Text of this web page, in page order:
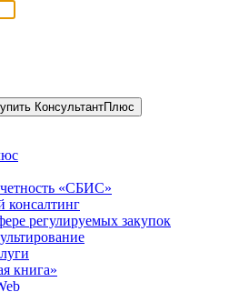
КонсультантПлюс
«СБИС»
консалтинг
регулируемых закупок
книга»